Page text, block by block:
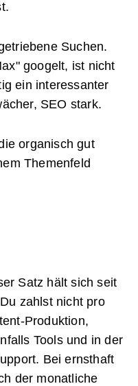
Suchen.
googelt, ist nicht
ein interessanter
SEO stark.
organisch gut
Themenfeld
Satz hält sich seit
zahlst nicht pro
Produktion,
Tools und in der
Bei ernsthaft
der monatliche